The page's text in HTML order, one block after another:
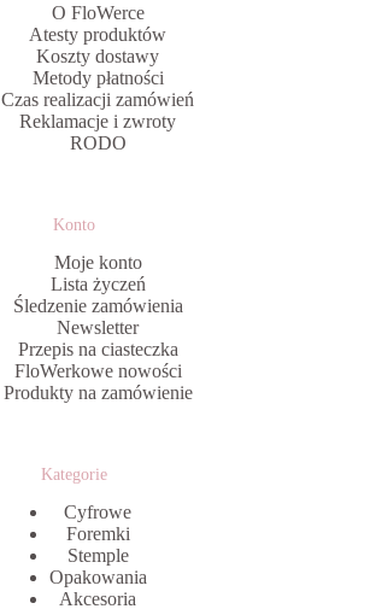
O FloWerce
Atesty produktów
Koszty dostawy
Metody płatności
Czas realizacji zamówień
Reklamacje i zwroty
RODO
Konto
Moje konto
Lista życzeń
Śledzenie zamówienia
Newsletter
Przepis na ciasteczka
FloWerkowe nowości
Produkty na zamówienie
Kategorie
Cyfrowe
Foremki
Stemple
Opakowania
Akcesoria